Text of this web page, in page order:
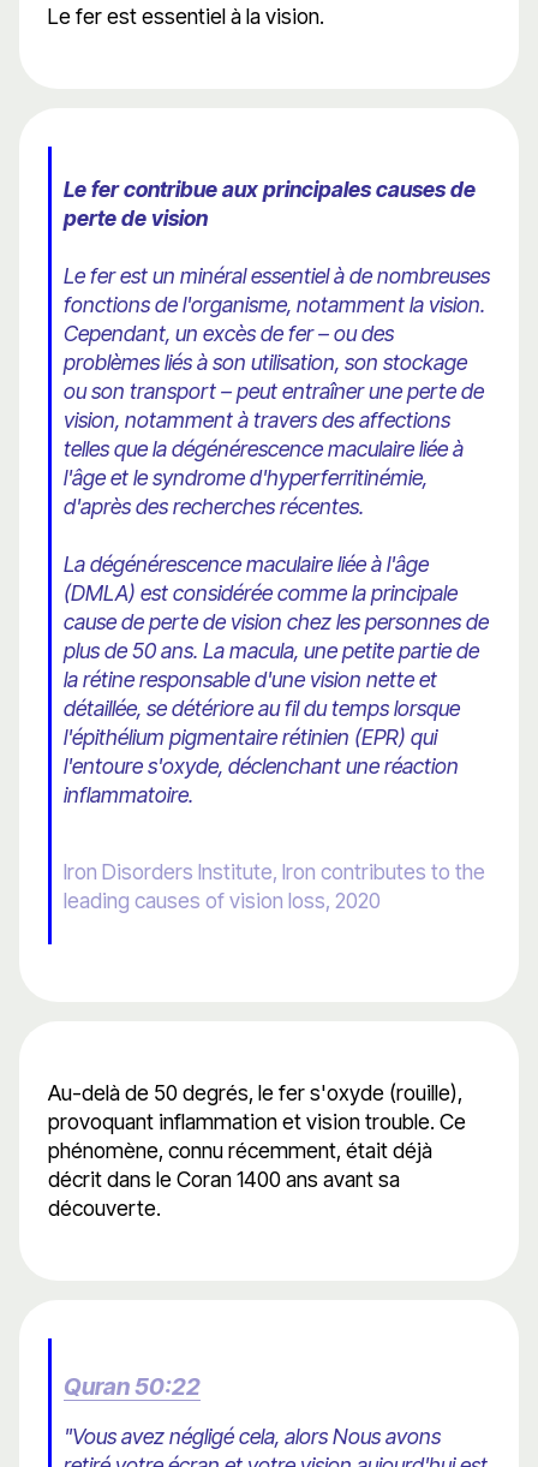
Le fer est essentiel à la vision.
Le fer contribue aux principales causes de
perte de vision
Le fer est un minéral essentiel à de nombreuses
fonctions de l'organisme, notamment la vision.
Cependant, un excès de fer – ou des
problèmes liés à son utilisation, son stockage
ou son transport – peut entraîner une perte de
vision, notamment à travers des affections
telles que la dégénérescence maculaire liée à
l'âge et le syndrome d'hyperferritinémie,
d'après des recherches récentes.
La dégénérescence maculaire liée à l'âge
(DMLA) est considérée comme la principale
cause de perte de vision chez les personnes de
plus de 50 ans. La macula, une petite partie de
la rétine responsable d'une vision nette et
détaillée, se détériore au fil du temps lorsque
l'épithélium pigmentaire rétinien (EPR) qui
l'entoure s'oxyde, déclenchant une réaction
inflammatoire.
Iron Disorders Institute, Iron contributes to the
leading causes of vision loss, 2020
Au-delà de 50 degrés, le fer s'oxyde (rouille),
provoquant inflammation et vision trouble. Ce
phénomène, connu récemment, était déjà
décrit dans le Coran 1400 ans avant sa
découverte.
Quran 50:22
"Vous avez négligé cela, alors Nous avons